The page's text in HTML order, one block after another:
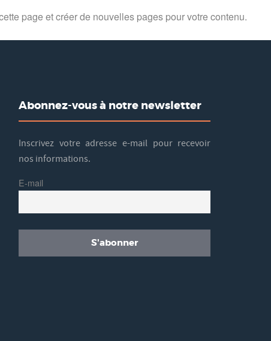
page et créer de nouvelles pages pour votre contenu.
Abonnez-vous à notre newsletter
Inscrivez votre adresse e-mail pour recevoir
nos informations.
E-mail